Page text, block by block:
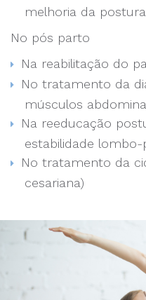
melhoria da postura
No pós parto
Na reabilitação do
No tratamento da
músculos
Na reeducação
estabilidade lombo-
No tratamento da
cesariana)